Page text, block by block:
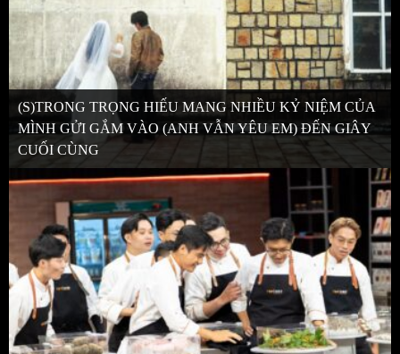
(S)TRONG TRỌNG HIẾU MANG NHIỀU KỶ NIỆM CỦA
MÌNH GỬI GẮM VÀO (ANH VẪN YÊU EM) ĐẾN GIÂY
CUỐI CÙNG